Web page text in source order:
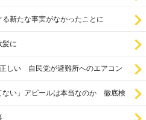
新たな事実がなかったことに
髪に
しい 自民党が避難所へのエアコン
ない」アピールは本当なのか 徹底検